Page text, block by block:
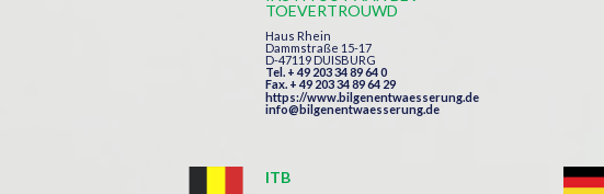
TOEVERTROUWD
Haus Rhein
Dammstraße 15-17
D-47119 DUISBURG
Tel. + 49 203 34 89 64 0
Fax. + 49 203 34 89 64 29
https://www.bilgenentwaesserung.de
info@bilgenentwaesserung.de
ITB